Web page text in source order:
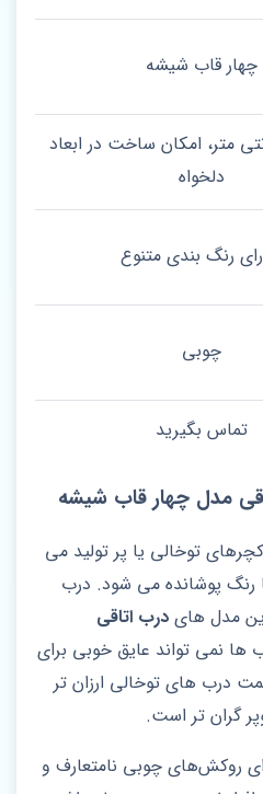
چهار قاب شیشه
۹۵ سانتی متر، امکان ساخت در ابعاد
دلخواه
رنگ بندی متنوع
چوبی
تماس بگیرید
مدل چهار قاب شیشه
توخالی یا پر تولید می‌
پوشانده می شود. درب
مدل های درب اتاقی
نمی تواند عایق خوبی برای
درب های توخالی ارزان تر
گران تر است.
روکش‌های چوبی نامتعارف و